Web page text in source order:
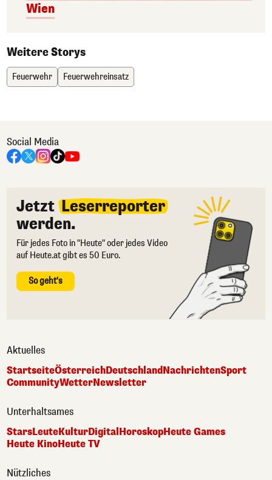
Wien
Weitere Storys
Feuerwehr Feuerwehreinsatz
Social Media
Jetzt Leserreporter
werden.
Für jedes Foto in "Heute" oder jedes Video
auf Heute.at gibt es 50 Euro.
So geht's
Aktuelles
StartseiteÖsterreichDeutschlandNachrichtenSport
CommunityWetterNewsletter
Unterhaltsames
StarsLeuteKulturDigitalHoroskopHeute Games
Heute KinoHeute TV
Nützliches